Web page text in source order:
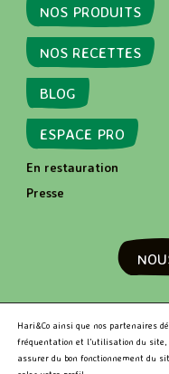
NOS PRODUITS
NOS RECETTES
BLOG
ESPACE PRO
En restauration
Presse
Hari&Co ainsi que nos partenaires
fréquentation et l’utilisation du site,
assurer du bon fonctionnement du